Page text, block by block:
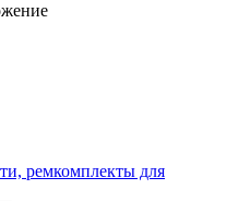
ремкомплекты для